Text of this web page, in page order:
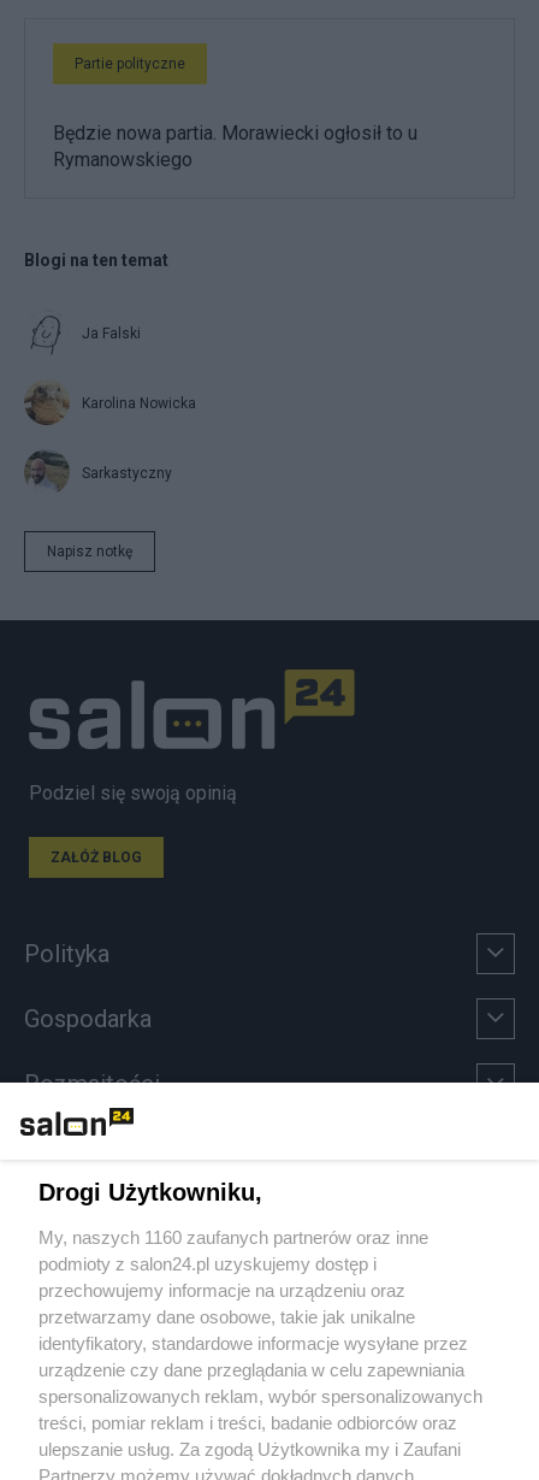
Partie polityczne
Będzie nowa partia. Morawiecki ogłosił to u
Rymanowskiego
Blogi na ten temat
Ja Falski
Karolina Nowicka
Sarkastyczny
Napisz notkę
Podziel się swoją opinią
ZAŁÓŻ BLOG
Polityka
Gospodarka
Rozmaitości
Sport
Społeczeństwo
Kultura
X Facebook Instagram Youtube
Drogi Użytkowniku,
My, naszych 1160 zaufanych partnerów oraz inne
podmioty z salon24.pl uzyskujemy dostęp i
przechowujemy informacje na urządzeniu oraz
przetwarzamy dane osobowe, takie jak unikalne
identyfikatory, standardowe informacje wysyłane przez
urządzenie czy dane przeglądania w celu zapewniania
spersonalizowanych reklam, wybór spersonalizowanych
treści, pomiar reklam i treści, badanie odbiorców oraz
ulepszanie usług. Za zgodą Użytkownika my i Zaufani
Partnerzy możemy używać dokładnych danych